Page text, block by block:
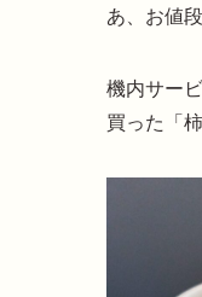
あ、お値
機内サー
買った「